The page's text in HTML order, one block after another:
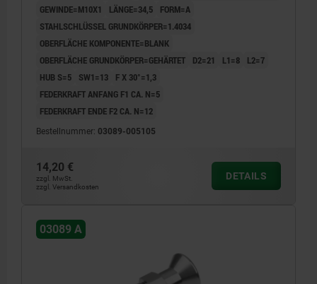
GEWINDE=M10X1 LÄNGE=34,5
FORM=A
STAHLSCHLÜSSEL GRUNDKÖRPER=1.4034
OBERFLÄCHE KOMPONENTE=BLANK
OBERFLÄCHE GRUNDKÖRPER=GEHÄRTET
D2=21 L1=8
L2=7
HUB S=5
SW1=13
F X 30°=1,3
FEDERKRAFT ANFANG F1 CA. N=5
FEDERKRAFT ENDE F2 CA. N=12
Bestellnummer: 03089-005105
14,20 €
zzgl. MwSt.
zzgl. Versandkosten
DETAILS
03089 A